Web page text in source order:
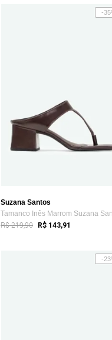
-
Suzana Santos
Tamanco Inês Marrom Suzana
R$ 219,90 R$ 143,91
-